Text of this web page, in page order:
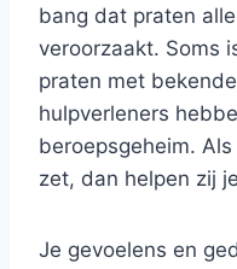
bang dat praten
veroorzaakt. Soms
praten met
hulpverleners
beroepsgeheim.
zet, dan helpen zij
Je gevoelens en